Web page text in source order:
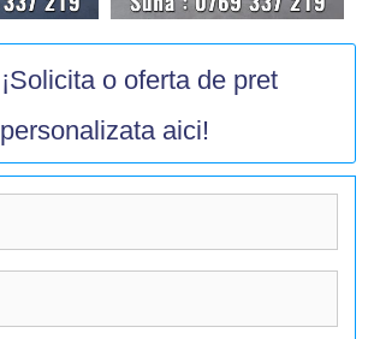
¡Solicita o oferta de pret
personalizata aici!